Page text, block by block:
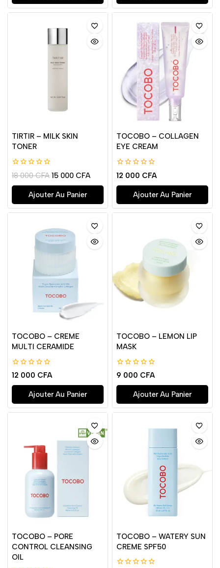
TIRTIR – MILK SKIN
TONER
0
de
5
18 000CFA 15 000 CFA
Ajouter Au Panier
TOCOBO – COLLAGEN
EYE CREAM
0
de
5
12 000 CFA
Ajouter Au Panier
TOCOBO – CREME
MULTI CERAMIDE
0
de
5
12 000 CFA
Ajouter Au Panier
TOCOBO – LEMON LIP
MASK
0
de
5
9 000 CFA
Ajouter Au Panier
TOCOBO – PORE
CONTROL CLEANSING
OIL
TOCOBO – WATERY SUN
CREME SPF50